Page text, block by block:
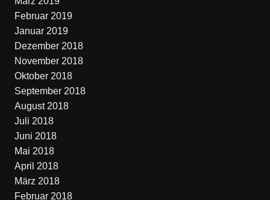
Februar 2019
Januar 2019
Dezember 2018
November 2018
Oktober 2018
September 2018
August 2018
Juli 2018
Juni 2018
Mai 2018
April 2018
März 2018
Februar 2018